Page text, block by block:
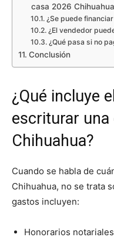
casa 2026 Chihuahua
¿Se puede
¿El vendedor
¿Qué pasa si no
Conclusión
¿Qué incluye
escriturar una
Chihuahua?
Cuando se habla de
Chihuahua, no se trata
gastos incluyen:
Honorarios notariales